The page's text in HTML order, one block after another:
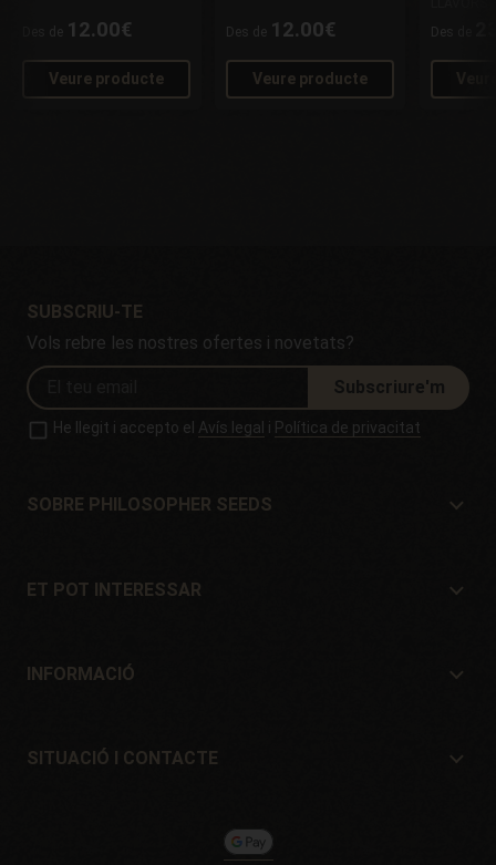
Des de 12.00€
Veure producte
Des de 12.00€
Veure producte
Des de
SUBSCRIU-TE
Vols rebre les nostres ofertes i novetats?
Subscriure'm
He llegit i accepto el Avís legal i Política de privacitat
SOBRE PHILOSOPHER SEEDS
Situació i Contacte
ET POT INTERESSAR
Ofertes
INFORMACIÓ
Garanties i devolucions
SITUACIÓ I CONTACTE
Pol. Industrial Pont del Príncep